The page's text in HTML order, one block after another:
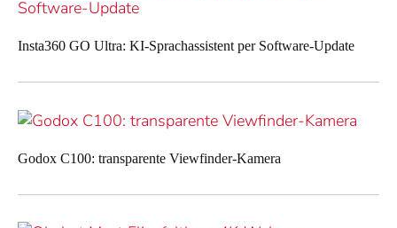
Insta360 GO Ultra: KI-Sprachassistent per Software-Update
Godox C100: transparente Viewfinder-Kamera